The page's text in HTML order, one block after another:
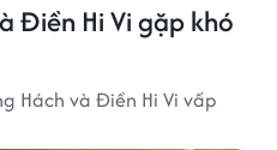
Điền Hi Vi gặp khó
Hách và Điền Hi Vi vấp